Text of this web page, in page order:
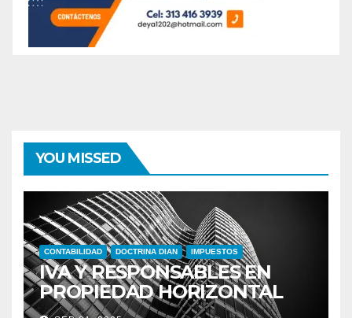
YOU MISSED
CONTABILIDAD DOCTRINA DIAN IMPUESTOS
IVA Y RESPONSABLES EN
PROPIEDAD HORIZONTAL